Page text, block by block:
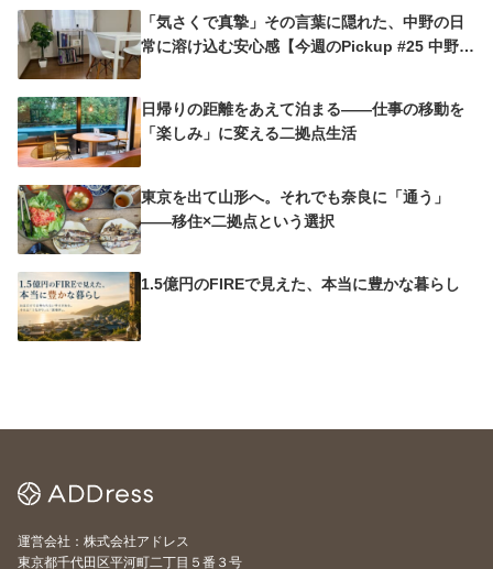
「気さくで真摯」その言葉に隠れた、中野の日
常に溶け込む安心感【今週のPickup #25 中野沼
日帰りの距離をあえて泊まる——仕事の移動を
「楽しみ」に変える二拠点生活
東京を出て山形へ。それでも奈良に「通う」
——移住×二拠点という選択
1.5億円のFIREで見えた、本当に豊かな暮らし
運営会社：株式会社アドレス
東京都千代田区平河町二丁目５番３号